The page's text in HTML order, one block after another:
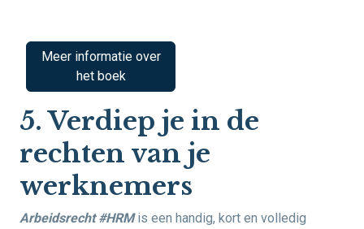
Meer informatie over
het boek
5. Verdiep je in de
rechten van je
werknemers
Arbeidsrecht #HRM is een handig, kort en volledig